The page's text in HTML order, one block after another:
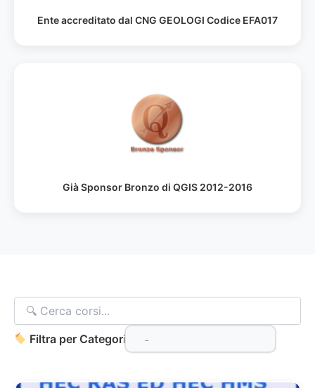
Ente accreditato dal CNG GEOLOGI Codice EFA017
Già Sponsor Bronzo di QGIS 2012-2016
Filtra per Categoria: